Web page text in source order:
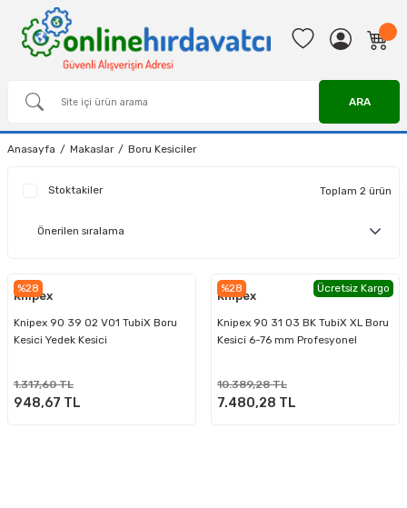
ARA
Anasayfa Makaslar Boru Kesiciler
Stoktakiler Toplam 2 ürün
%28
Knipex
Knipex 90 39 02 V01 TubiX Boru
Kesici Yedek Kesici
1.317,60 TL
948,67 TL
%28 Ücretsiz Kargo
Knipex
Knipex 90 31 03 BK TubiX XL Boru
Kesici 6-76 mm Profesyonel
10.389,28 TL
7.480,28 TL